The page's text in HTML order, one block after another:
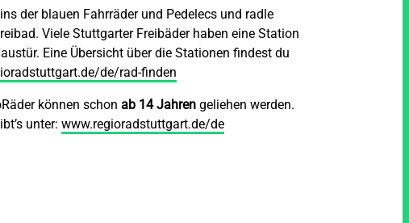
der blauen Fahrräder und Pedelecs und radle
Viele Stuttgarter Freibäder haben eine Station
Eine Übersicht über die Stationen findest du
de/rad-finden
können schon ab 14 Jahrengeliehen werden.
unter: www.regioradstuttgart.de/de